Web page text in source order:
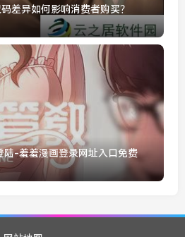
差异如何影响消费者购买？
陆-羞羞漫画登录网址入口免费